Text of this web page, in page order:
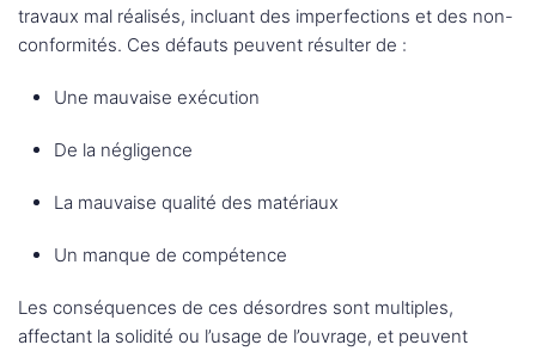
travaux mal réalisés, incluant des imperfections et des non-
conformités. Ces défauts peuvent résulter de :
Une mauvaise exécution
De la négligence
La mauvaise qualité des matériaux
Un manque de compétence
Les conséquences de ces désordres sont multiples,
affectant la solidité ou l’usage de l’ouvrage, et peuvent